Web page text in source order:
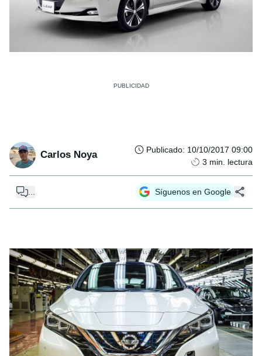
Carlos Noya Publicado: 10/10/2017 09:00
3 min. lectura
Síguenos en Google